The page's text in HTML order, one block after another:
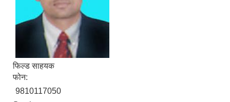
फिल्ड साहयक
फोन:
9810117050